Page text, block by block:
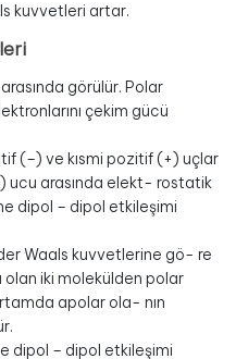
kuvvetleri artar.
görülür. Polar
çekim gücü
(–) ve kısmi pozitif (+) uçlar
ucu arasında elekt- rostatik
dipol – dipol etkileşimi
Waals kuvvetlerine gö- re
olan iki molekülden polar
apolar ola- nın
dipol – dipol etkileşimi